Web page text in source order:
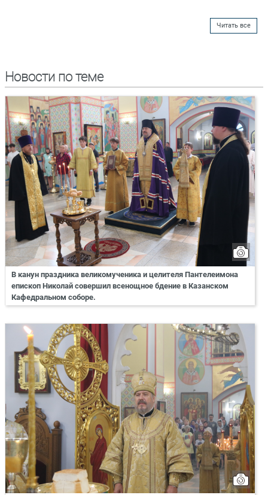
Читать все
Новости по теме
В канун праздника великомученика и целителя Пантелеимона
епископ Николай совершил всенощное бдение в Казанском
Кафедральном соборе.